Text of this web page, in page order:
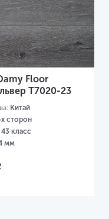
Floor
T7020-23
Китай
сторон
43 класс
мм